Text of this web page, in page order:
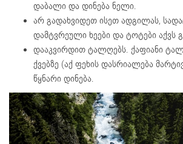
დაბალი და დინება ნელი.
არ გადახვიდეთ ისეთ ადგილას,
დამტვრეული ხეები და ტოტები აქვს
დააკვირდით ტალღებს. ქაფიანი
ქვებზე (აქ ფეხის დასრიალება
წყნარი დინება.